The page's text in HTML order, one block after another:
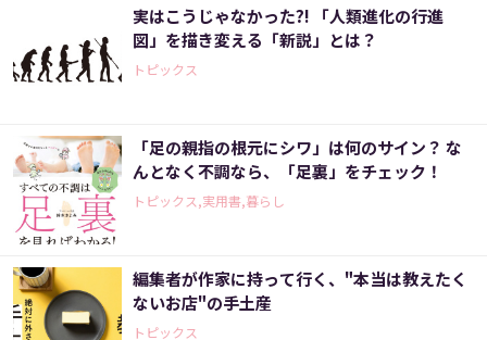
実はこうじゃなかった?! 「人類進化の行進
図」を描き変える「新説」とは？
トピックス
「足の親指の根元にシワ」は何のサイン？ な
んとなく不調なら、「足裏」をチェック！
トピックス,実用書,暮らし
編集者が作家に持って行く、"本当は教えたく
ないお店"の手土産
トピックス